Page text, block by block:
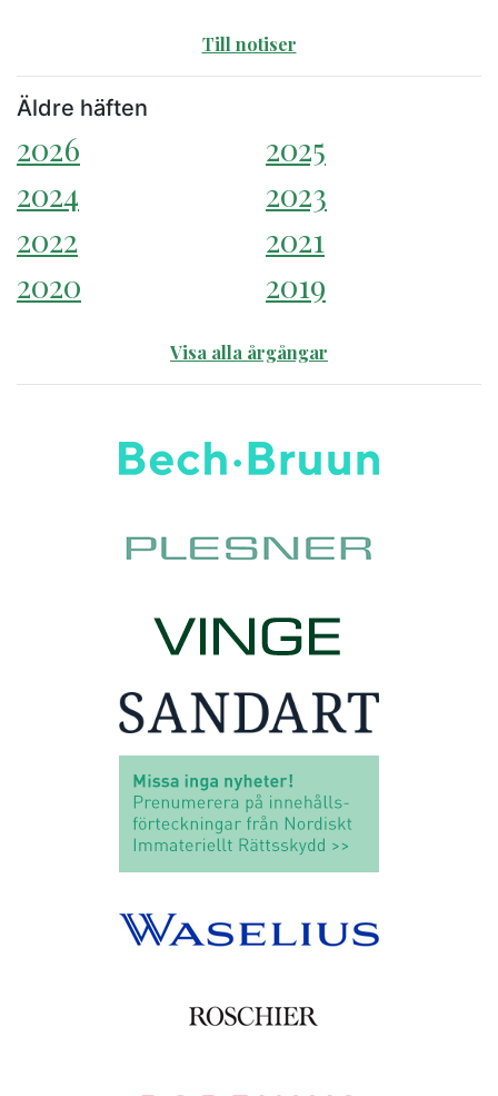
Till notiser
Äldre häften
2026
2025
2024
2023
2022
2021
2020
2019
Visa alla årgångar